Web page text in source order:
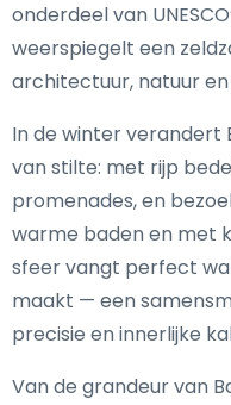
onderdeel van
weerspiegelt een
architectuur, natuur en
In de winter verandert
van stilte: met rijp
promenades, en
warme baden en met
sfeer vangt perfect
maakt — een
precisie en innerlijke
Van de grandeur van